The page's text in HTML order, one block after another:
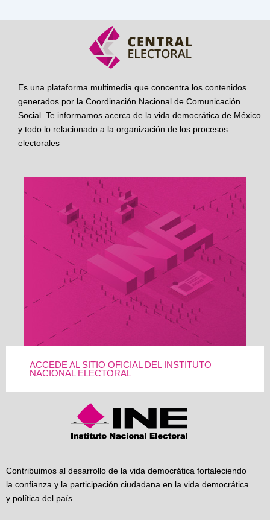
Es una plataforma multimedia que concentra los contenidos
generados por la Coordinación Nacional de Comunicación
Social. Te informamos acerca de la vida democrática de México
y todo lo relacionado a la organización de los procesos
electorales
ACCEDE AL SITIO OFICIAL DEL INSTITUTO
NACIONAL ELECTORAL
Contribuimos al desarrollo de la vida democrática fortaleciendo
la confianza y la participación ciudadana en la vida democrática
y política del país.